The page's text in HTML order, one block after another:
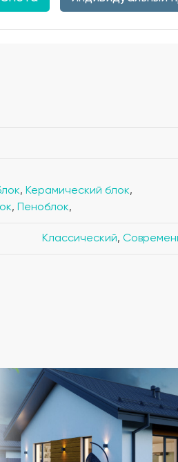
, Керамический блок,
, Пеноблок,
Классический,